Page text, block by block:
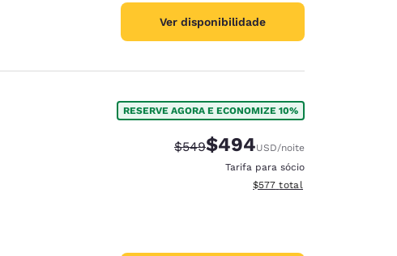
Ver disponibilidade
RESERVE AGORA E ECONOMIZE 10%
Tarifa anterior “tachada”:
$549Tarifa com desconto:
$494USD/noite
Tarifa para sócio
Exibir detalhes do total
$577 total